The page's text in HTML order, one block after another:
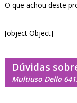
O que achou deste
[object Object]
Dúvidas
Multiuso Dello